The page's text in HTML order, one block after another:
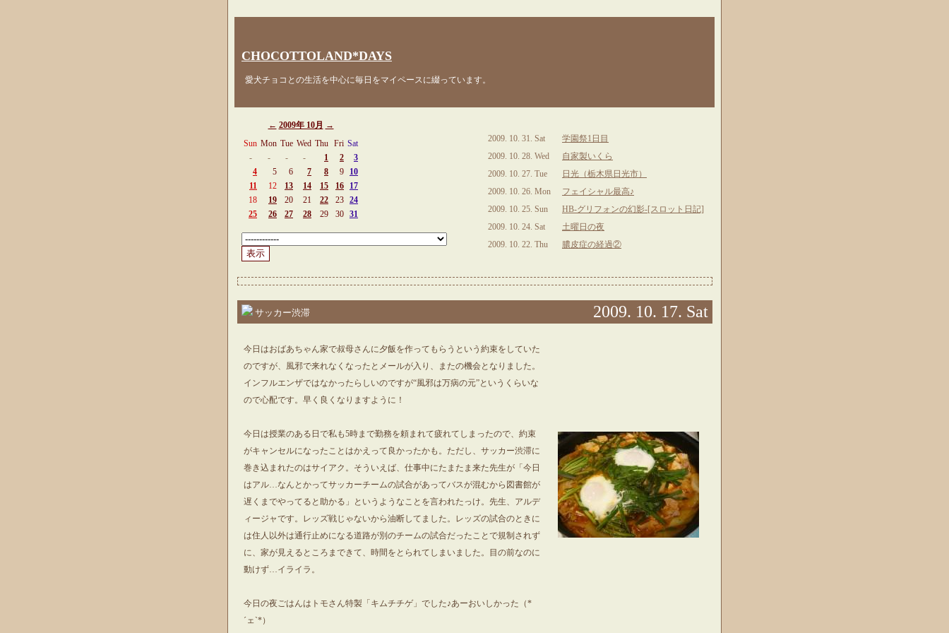
CHOCOTTOLAND*DAYS
愛犬チョコとの生活を中心に毎日をマイペースに綴っています。
← 2009年 10月 →
Sun Mon Tue Wed Thu Fri Sat
-
- - - 1 2
3
4
5 6 7 8 9
10
11
12 13 14 15 16
17
18
19 20 21 22 23 24
25
26 27 28 29 30 31
2009. 10. 31. Sat
学園祭1日目
2009. 10. 28. Wed
自家製いくら
2009. 10. 27. Tue
日光（栃木県日光市）
2009. 10. 26. Mon
フェイシャル最高♪
2009. 10. 25. Sun
HB-グリフォンの幻影-[スロット日記]
2009. 10. 24. Sat
土曜日の夜
2009. 10. 22. Thu
膿皮症の経過②
サッカー渋滞 2009. 10. 17. Sat
今日はおばあちゃん家で叔母さんに夕飯を作ってもらうという約束をしていた
のですが、風邪で来れなくなったとメールが入り、またの機会となりました。
インフルエンザではなかったらしいのですが“風邪は万病の元”というくらいな
ので心配です。早く良くなりますように！
今日は授業のある日で私も5時まで勤務を頼まれて疲れてしまったので、約束
がキャンセルになったことはかえって良かったかも。ただし、サッカー渋滞に
巻き込まれたのはサイアク。そういえば、仕事中にたまたま来た先生が「今日
はアル…なんとかってサッカーチームの試合があってバスが混むから図書館が
遅くまでやってると助かる」というようなことを言われたっけ。先生、アルデ
ィージャです。レッズ戦じゃないから油断してました。レッズの試合のときに
は住人以外は通行止めになる道路が別のチームの試合だったことで規制されず
に、家が見えるところまできて、時間をとられてしまいました。目の前なのに
動けず…イライラ。
今日の夜ごはんはトモさん特製「キムチチゲ」でした♪あーおいしかった（*
´ェ`*）